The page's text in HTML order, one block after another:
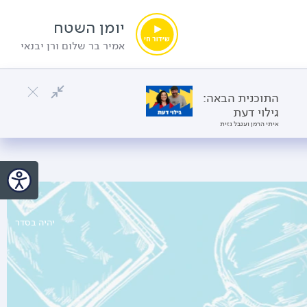
יומן השטח
אמיר בר שלום ורן יבנאי
התוכנית הבאה:
גילוי דעת
איתי הרמן וענבל גזית
יהיה בסדר